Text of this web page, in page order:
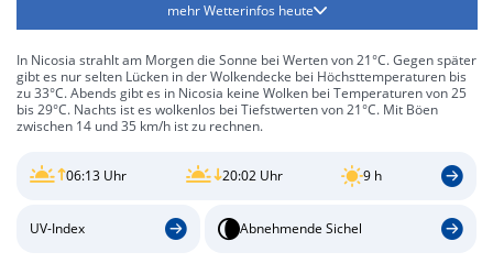
mehr Wetterinfos heute
In Nicosia strahlt am Morgen die Sonne bei Werten von 21°C. Gegen später
gibt es nur selten Lücken in der Wolkendecke bei Höchsttemperaturen bis
zu 33°C. Abends gibt es in Nicosia keine Wolken bei Temperaturen von 25
bis 29°C. Nachts ist es wolkenlos bei Tiefstwerten von 21°C. Mit Böen
zwischen 14 und 35 km/h ist zu rechnen.
06:13 Uhr 20:02 Uhr 9 h
UV-Index Abnehmende Sichel